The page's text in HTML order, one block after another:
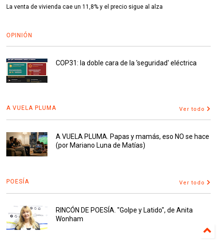
La venta de vivienda cae un 11,8% y el precio sigue al alza
OPINIÓN
COP31: la doble cara de la 'seguridad' eléctrica
A VUELA PLUMA Ver todo
A VUELA PLUMA. Papas y mamás, eso NO se hace
(por Mariano Luna de Matías)
POESÍA Ver todo
RINCÓN DE POESÍA. "Golpe y Latido", de Anita
Wonham